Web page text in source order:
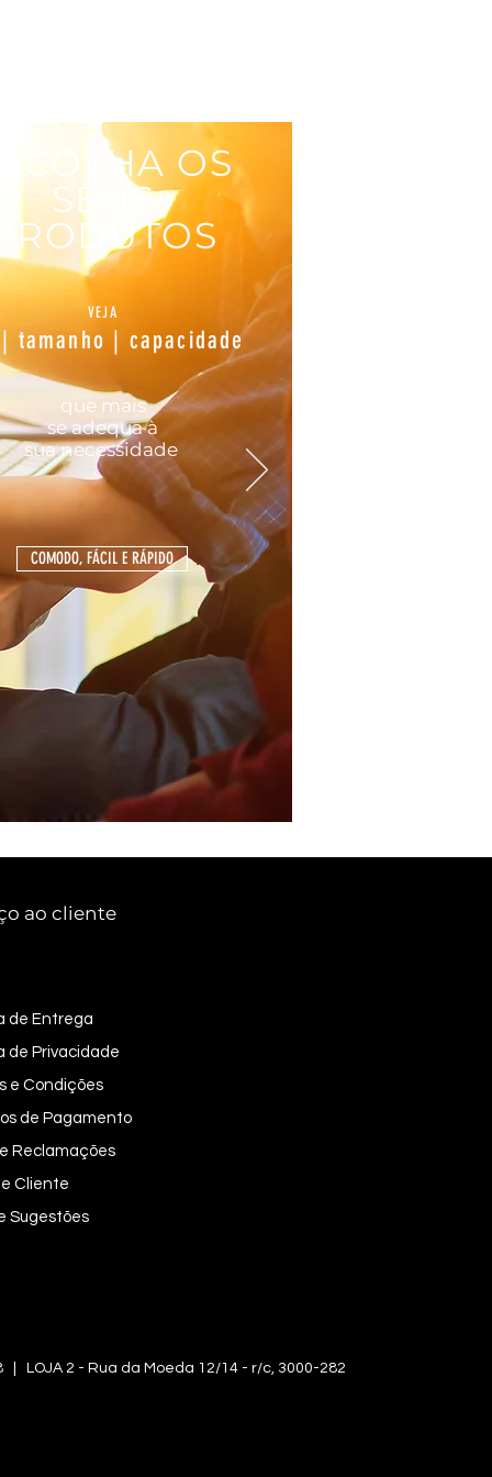
OS
SEUS
PRODUTOS
VEJA
tamanho | capacidade
que mais
seadequaà
suanecessidade
COMODO, FÁCIL E RÁPIDO
ao cliente
de Entrega
de Privacidade
e Condições
de Pagamento
Reclamações
Cliente
Sugestões
2 - Rua da Moeda 12/14 - r/c, 3000-282